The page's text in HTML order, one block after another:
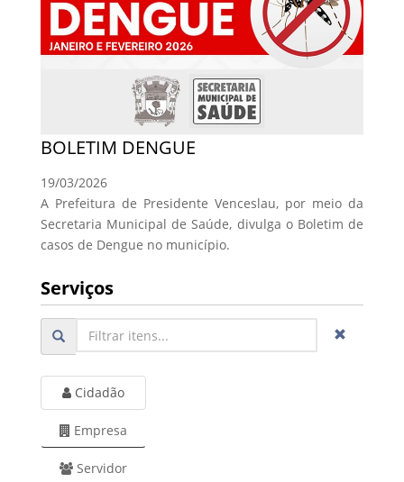
BOLETIM DENGUE
19/03/2026
A Prefeitura de Presidente Venceslau, por meio da
Secretaria Municipal de Saúde, divulga o Boletim de
casos de Dengue no município.
Serviços
Cidadão
Empresa
Servidor